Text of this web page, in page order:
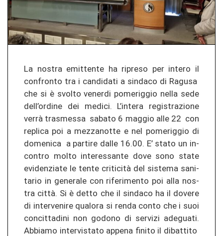
La nos­tra emit­ten­te ha ri­preso per in­te­ro il
con­fron­to tra i can­di­da­ti a sin­da­co di Ra­gu­sa
che si è svol­to ve­ner­di po­me­rig­gio nella sede
dell’or­di­ne dei me­di­ci. L’in­te­ra re­gis­tra­zio­ne
verrà tras­m­es­sa sa­ba­to 6 mag­gio alle 22 con
re­pli­ca poi a me­z­za­not­te e nel po­me­rig­gio di
do­me­ni­ca a par­ti­re dalle 16.00. E’ stato un in­
con­tro molto in­ter­es­san­te dove sono state
evi­den­zia­te le tente criticità del sis­te­ma sa­ni­
ta­rio in ge­ne­ra­le con ri­fe­rimen­to poi alla nos­
tra città. Si è detto che il sin­da­co ha il do­ve­re
di in­ter­ve­ni­re qua­lo­ra si renda conto che i suoi
con­cit­ta­di­ni non go­do­no di ser­vi­zi ad­egua­ti.
Ab­bia­mo in­ter­vis­ta­to ap­pe­na fi­ni­to il dibat­ti­to